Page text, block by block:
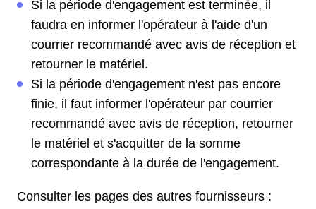
Si la période d'engagement est terminée, il
faudra en informer l'opérateur à l'aide d'un
courrier recommandé avec avis de réception et
retourner le matériel.
Si la période d'engagement n'est pas encore
finie, il faut informer l'opérateur par courrier
recommandé avec avis de réception, retourner
le matériel et s'acquitter de la somme
correspondante à la durée de l'engagement.
Consulter les pages des autres fournisseurs :